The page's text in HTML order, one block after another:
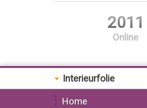
2011
Online
Interieurfolie
Home